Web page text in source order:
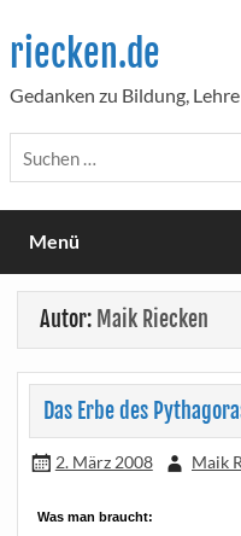
content
riecken.de
Gedanken zu Bildung,
Menü
Autor: Maik Riecken
Das Erbe des
2. März 2008 Maik
Was man braucht: